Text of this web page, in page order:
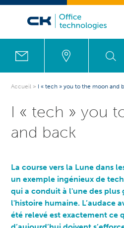
Accueil > I « tech » you to the moon and
I « tech » you
and back
La course vers la Lune dans
un exemple ingénieux de
qui a conduit à l'une des plus
l'histoire humaine. L’audace
été relevé est exactement ce